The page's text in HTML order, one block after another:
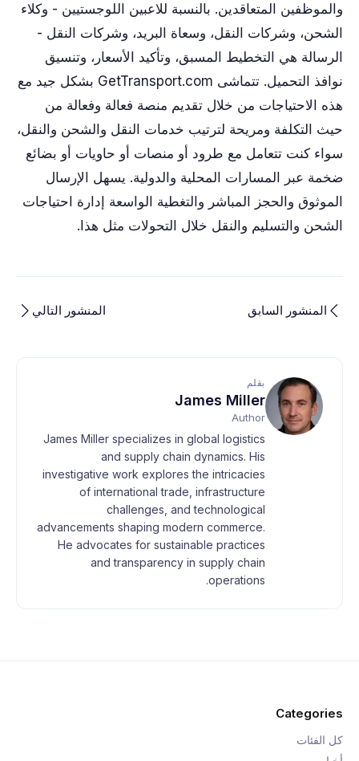
والموظفين المتعاقدين. بالنسبة للاعبين اللوجستيين - وكلاء
الشحن، وشركات النقل، وسعاة البريد، وشركات النقل -
الرسالة هي التخطيط المسبق، وتأكيد الأسعار، وتنسيق
نوافذ التحميل. تتماشى GetTransport.com بشكل جيد مع
هذه الاحتياجات من خلال تقديم منصة فعالة وفعالة من
حيث التكلفة ومريحة لترتيب خدمات النقل والشحن والنقل،
سواء كنت تتعامل مع طرود أو منصات أو حاويات أو بضائع
ضخمة عبر المسارات المحلية والدولية. يسهل الإرسال
الموثوق والحجز المباشر والتغطية الواسعة إدارة احتياجات
الشحن والتسليم والنقل خلال التحولات مثل هذا.
المنشور السابق المنشور التالي
بقلم
James Miller
Author
James Miller specializes in global logistics
and supply chain dynamics. His
investigative work explores the intricacies
of international trade, infrastructure
challenges, and technological
advancements shaping modern commerce.
He advocates for sustainable practices
and transparency in supply chain
operations.
Categories
كل الفئات